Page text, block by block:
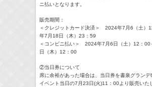
ニ払いとなります。
販売期間：
＜クレジットカード決済＞ 2024年7月6（土）
年7月18日（木）23：59
＜コンビニ払い＞ 2024年7月6日（土）12：00
日（木）12：00
②当日券について
席に余裕があった場合は、当日券を書泉グランデ
イベント当日の7月23日(火)11：00より販売いた